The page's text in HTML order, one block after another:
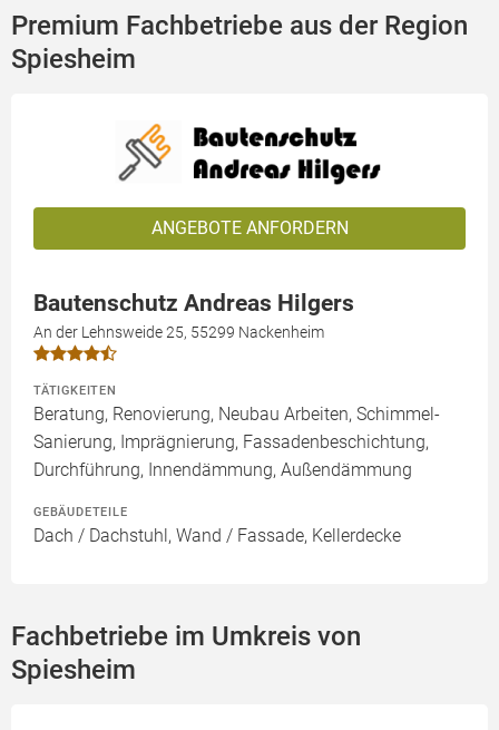
Premium Fachbetriebe aus der Region
Spiesheim
ANGEBOTE ANFORDERN
Bautenschutz Andreas Hilgers
An der Lehnsweide 25, 55299 Nackenheim
TÄTIGKEITEN
Beratung, Renovierung, Neubau Arbeiten, Schimmel-
Sanierung, Imprägnierung, Fassadenbeschichtung,
Durchführung, Innendämmung, Außendämmung
GEBÄUDETEILE
Dach / Dachstuhl, Wand / Fassade, Kellerdecke
Fachbetriebe im Umkreis von
Spiesheim